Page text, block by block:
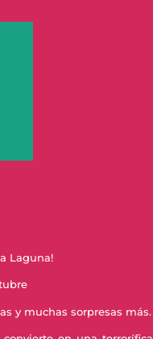
Laguna!
y muchas sorpresas más.